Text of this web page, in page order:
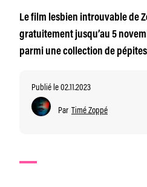
Le film lesbien introuvable de
gratuitement jusqu’au 5
parmi une collection de
Publié le 02.11.2023
Par Timé Zoppé